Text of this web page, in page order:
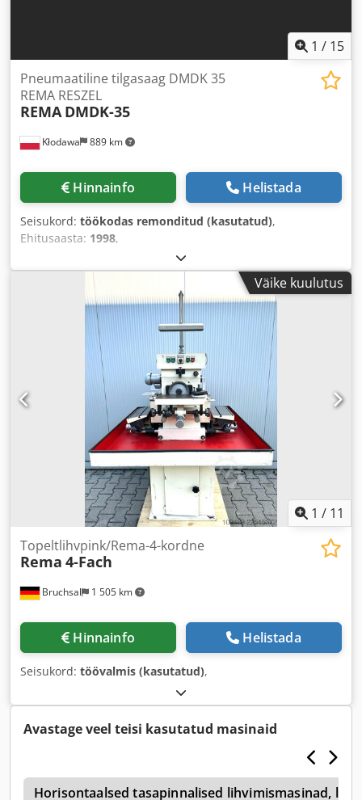
1 / 15
Kłodawa 889 km
Pneumaatiline tilgasaag DMDK 35
REMA RESZEL
REMA DMDK-35
Hinnainfo Helistada
Seisukord: töökodas remonditud (kasutatud),
Ehitusaasta: 1998,
Väike kuulutus
1 / 11
Bruchsal 1 505 km
Topeltlihvpink/Rema-4-kordne
Rema 4-Fach
Hinnainfo Helistada
Seisukord: töövalmis (kasutatud),
Avastage veel teisi kasutatud masinaid
Horisontaalsed tasapinnalised lihvimismasinad,